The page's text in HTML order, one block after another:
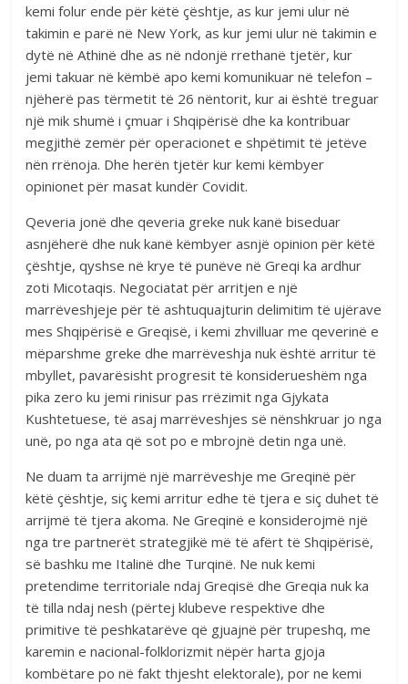
kemi folur ende për këtë çështje, as kur jemi ulur në
takimin e parë në New York, as kur jemi ulur në takimin e
dytë në Athinë dhe as në ndonjë rrethanë tjetër, kur
jemi takuar në këmbë apo kemi komunikuar në telefon –
njëherë pas tërmetit të 26 nëntorit, kur ai është treguar
një mik shumë i çmuar i Shqipërisë dhe ka kontribuar
megjithë zemër për operacionet e shpëtimit të jetëve
nën rrënoja. Dhe herën tjetër kur kemi këmbyer
opinionet për masat kundër Covidit.
Qeveria jonë dhe qeveria greke nuk kanë biseduar
asnjëherë dhe nuk kanë këmbyer asnjë opinion për këtë
çështje, qyshse në krye të punëve në Greqi ka ardhur
zoti Micotaqis. Negociatat për arritjen e një
marrëveshjeje për të ashtuquajturin delimitim të ujërave
mes Shqipërisë e Greqisë, i kemi zhvilluar me qeverinë e
mëparshme greke dhe marrëveshja nuk është arritur të
mbyllet, pavarësisht progresit të konsiderueshëm nga
pika zero ku jemi rinisur pas rrëzimit nga Gjykata
Kushtetuese, të asaj marrëveshjes së nënshkruar jo nga
unë, po nga ata që sot po e mbrojnë detin nga unë.
Ne duam ta arrijmë një marrëveshje me Greqinë për
këtë çështje, siç kemi arritur edhe të tjera e siç duhet të
arrijmë të tjera akoma. Ne Greqinë e konsiderojmë një
nga tre partnerët strategjikë më të afërt të Shqipërisë,
së bashku me Italinë dhe Turqinë. Ne nuk kemi
pretendime territoriale ndaj Greqisë dhe Greqia nuk ka
të tilla ndaj nesh (përtej klubeve respektive dhe
primitive të peshkatarëve që gjuajnë për trupeshq, me
karemin e nacional-folklorizmit nëpër harta gjoja
kombëtare po në fakt thjesht elektorale), por ne kemi